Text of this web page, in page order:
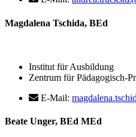
Magdalena Tschida, BEd
Institut für Ausbildung
Zentrum für Pädagogisch-
E-Mail:
Beate Unger, BEd MEd